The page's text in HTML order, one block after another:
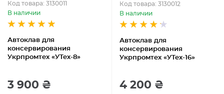
Автоклав для
консервирования
Укрпромтех «УТех-8»
Код товара: 3130011
В наличии
3 900 ₴
Автоклав для
консервирования
Укрпромтех «УТех-16»
Код товара: 3130012
В наличии
4 200 ₴